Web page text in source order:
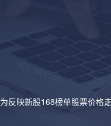
为反映新股168榜单股票价格